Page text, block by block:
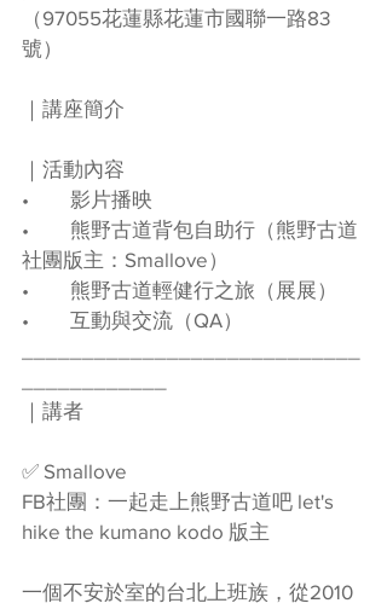
（97055花蓮縣花蓮市國聯一路83
號）
｜講座簡介
｜活動內容
•	影片播映
•	熊野古道背包自助行（熊野古道
社團版主：Smallove）
•	熊野古道輕健行之旅（展展）
•	互動與交流（QA）
｜講者
✅ Smallove
FB社團：一起走上熊野古道吧 let's
hike the kumano kodo 版主
一個不安於室的台北上班族，從2010